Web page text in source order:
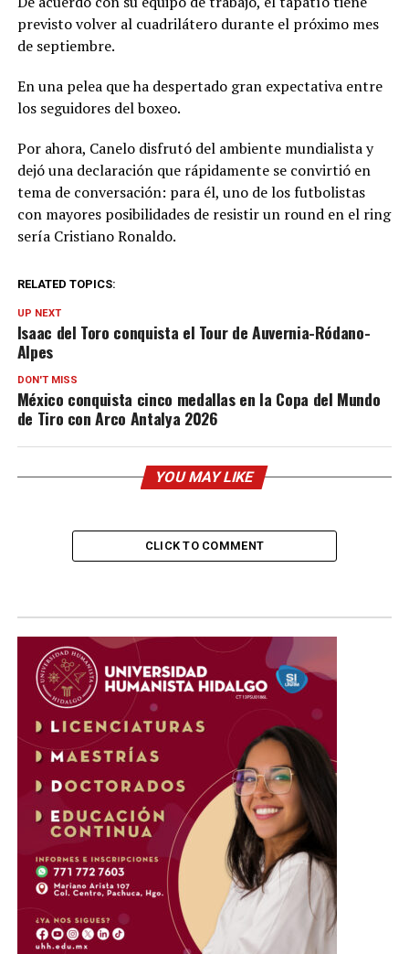
previsto volver al cuadrilátero durante el próximo mes
de septiembre.
En una pelea que ha despertado gran expectativa entre
los seguidores del boxeo.
Por ahora, Canelo disfrutó del ambiente mundialista y
dejó una declaración que rápidamente se convirtió en
tema de conversación: para él, uno de los futbolistas
con mayores posibilidades de resistir un round en el ring
sería Cristiano Ronaldo.
RELATED TOPICS:
UP NEXT
Isaac del Toro conquista el Tour de Auvernia-Ródano-
Alpes
DON'T MISS
México conquista cinco medallas en la Copa del Mundo
de Tiro con Arco Antalya 2026
YOU MAY LIKE
CLICK TO COMMENT